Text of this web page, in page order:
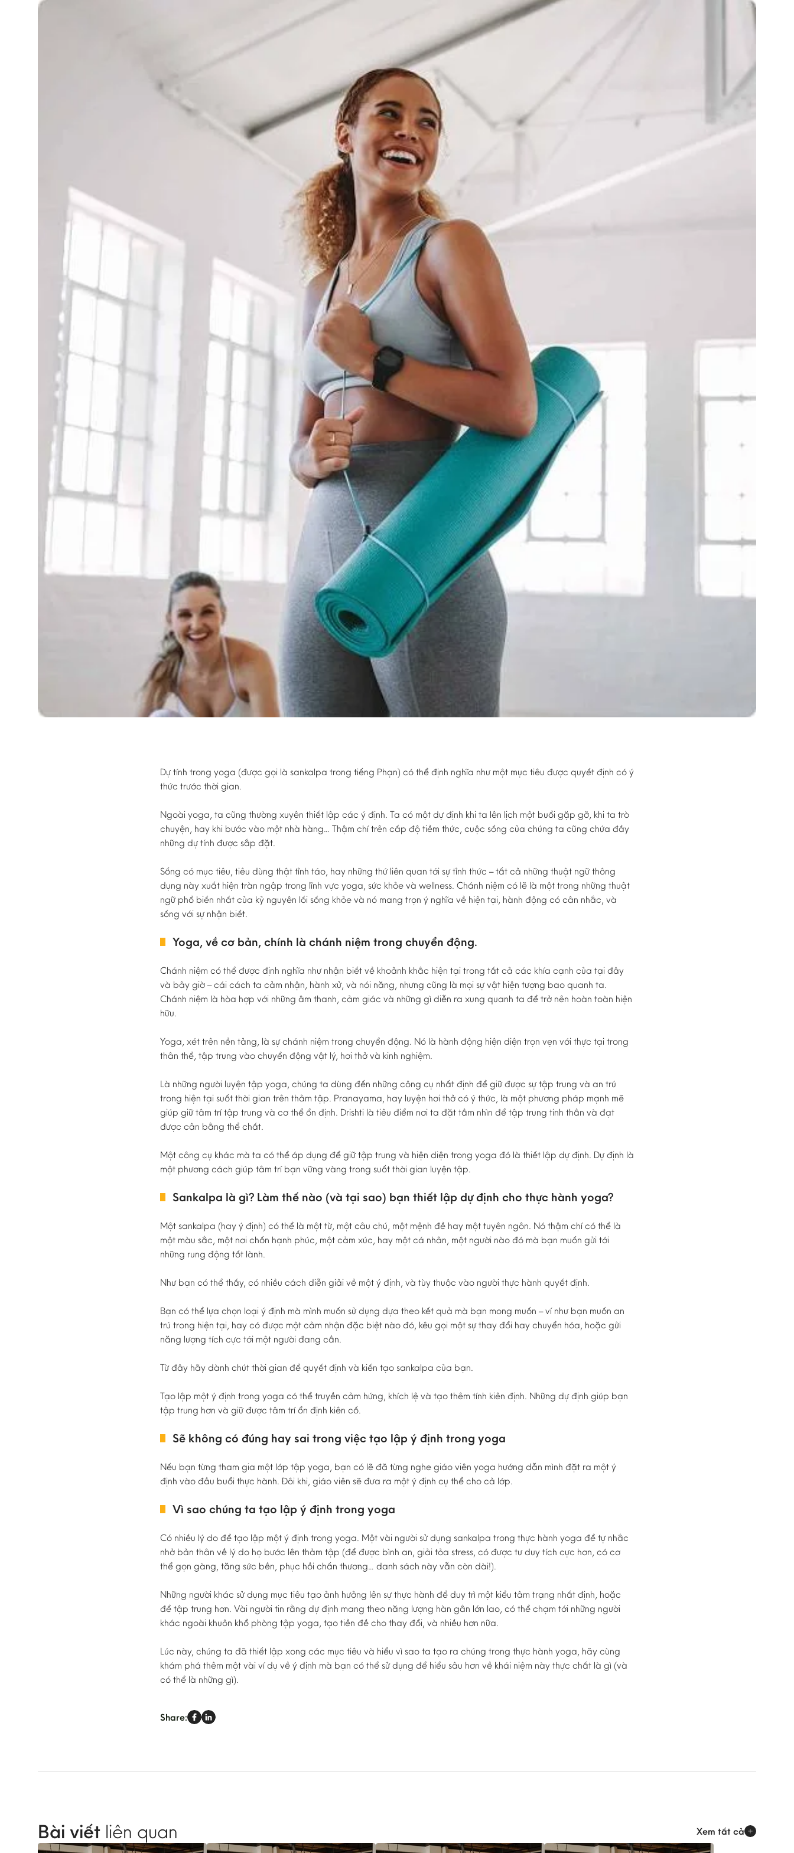
Dự tính trong yoga (được gọi là sankalpa trong tiếng Phạn) có thể định nghĩa như một mục tiêu được quyết định có ý
thức trước thời gian.
Ngoài yoga, ta cũng thường xuyên thiết lập các ý định. Ta có một dự định khi ta lên lịch một buổi gặp gỡ, khi ta trò
chuyện, hay khi bước vào một nhà hàng… Thậm chí trên cấp độ tiềm thức, cuộc sống của chúng ta cũng chứa đầy
những dự tính được sắp đặt.
Sống có mục tiêu, tiêu dùng thật tỉnh táo, hay những thứ liên quan tới sự tỉnh thức – tất cả những thuật ngữ thông
dụng này xuất hiện tràn ngập trong lĩnh vực yoga, sức khỏe và wellness. Chánh niệm có lẽ là một trong những thuật
ngữ phổ biến nhất của kỷ nguyên lối sống khỏe và nó mang trọn ý nghĩa về hiện tại, hành động có cân nhắc, và
sống với sự nhận biết.
Yoga, về cơ bản, chính là chánh niệm trong chuyển động.
Chánh niệm có thể được định nghĩa như nhận biết về khoảnh khắc hiện tại trong tất cả các khía cạnh của tại đây
và bây giờ – cái cách ta cảm nhận, hành xử, và nói năng, nhưng cũng là mọi sự vật hiện tượng bao quanh ta.
Chánh niệm là hòa hợp với những âm thanh, cảm giác và những gì diễn ra xung quanh ta để trở nên hoàn toàn hiện
hữu.
Yoga, xét trên nền tảng, là sự chánh niệm trong chuyển động. Nó là hành động hiện diện trọn vẹn với thực tại trong
thân thể, tập trung vào chuyển động vật lý, hơi thở và kinh nghiệm.
Là những người luyện tập yoga, chúng ta dùng đến những công cụ nhất định để giữ được sự tập trung và an trú
trong hiện tại suốt thời gian trên thảm tập. Pranayama, hay luyện hơi thở có ý thức, là một phương pháp mạnh mẽ
giúp giữ tâm trí tập trung và cơ thể ổn định. Drishti là tiêu điểm nơi ta đặt tầm nhìn để tập trung tinh thần và đạt
được cân bằng thể chất.
Một công cụ khác mà ta có thể áp dụng để giữ tập trung và hiện diện trong yoga đó là thiết lập dự định. Dự định là
một phương cách giúp tâm trí bạn vững vàng trong suốt thời gian luyện tập.
Sankalpa là gì? Làm thế nào (và tại sao) bạn thiết lập dự định cho thực hành yoga?
Một sankalpa (hay ý định) có thể là một từ, một câu chú, một mệnh đề hay một tuyên ngôn. Nó thậm chí có thể là
một màu sắc, một nơi chốn hạnh phúc, một cảm xúc, hay một cá nhân, một người nào đó mà bạn muốn gửi tới
những rung động tốt lành.
Như bạn có thể thấy, có nhiều cách diễn giải về một ý định, và tùy thuộc vào người thực hành quyết định.
Bạn có thể lựa chọn loại ý định mà mình muốn sử dụng dựa theo kết quả mà bạn mong muốn – ví như bạn muốn an
trú trong hiện tại, hay có được một cảm nhận đặc biệt nào đó, kêu gọi một sự thay đổi hay chuyển hóa, hoặc gửi
năng lượng tích cực tới một người đang cần.
Từ đây hãy dành chút thời gian để quyết định và kiến tạo sankalpa của bạn.
Tạo lập một ý định trong yoga có thể truyền cảm hứng, khích lệ và tạo thêm tính kiên định. Những dự định giúp bạn
tập trung hơn và giữ được tâm trí ổn định kiên cố.
Sẽ không có đúng hay sai trong việc tạo lập ý định trong yoga
Nếu bạn từng tham gia một lớp tập yoga, bạn có lẽ đã từng nghe giáo viên yoga hướng dẫn mình đặt ra một ý
định vào đầu buổi thực hành. Đôi khi, giáo viên sẽ đưa ra một ý định cụ thể cho cả lớp.
Vì sao chúng ta tạo lập ý định trong yoga
Có nhiều lý do để tạo lập một ý định trong yoga. Một vài người sử dụng sankalpa trong thực hành yoga để tự nhắc
nhở bản thân về lý do họ bước lên thảm tập (để được bình an, giải tỏa stress, có được tư duy tích cực hơn, có cơ
thể gọn gàng, tăng sức bền, phục hồi chấn thương… danh sách này vẫn còn dài!).
Những người khác sử dụng mục tiêu tạo ảnh hưởng lên sự thực hành để duy trì một kiểu tâm trạng nhất định, hoặc
để tập trung hơn. Vài người tin rằng dự định mang theo năng lượng hàn gắn lớn lao, có thể chạm tới những người
khác ngoài khuôn khổ phòng tập yoga, tạo tiền đề cho thay đổi, và nhiều hơn nữa.
Lúc này, chúng ta đã thiết lập xong các mục tiêu và hiểu vì sao ta tạo ra chúng trong thực hành yoga, hãy cùng
khám phá thêm một vài ví dụ về ý định mà bạn có thể sử dụng để hiểu sâu hơn về khái niệm này thực chất là gì (và
có thể là những gì).
Share:
Bài viết liên quan Xem tất cả